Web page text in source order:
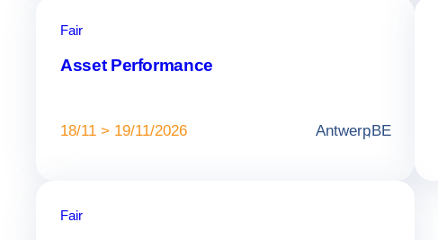
Fair
Asset Performance
18/11 > 19/11/2026 Antwerp
,BE
Fair